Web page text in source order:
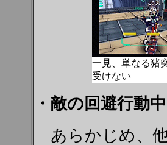
一見、単なる猪
受けない
・敵の回避行動
あらかじめ、